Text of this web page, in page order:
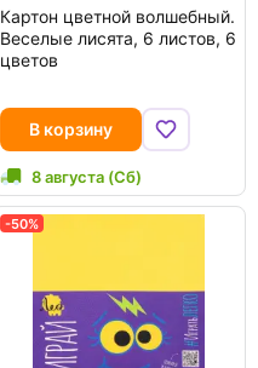
Картон цветной волшебный.
Веселые лисята, 6 листов, 6
цветов
В корзину
8 августа (Сб)
-50%